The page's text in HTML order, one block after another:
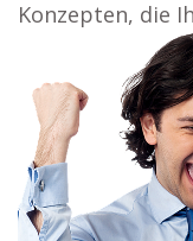
Konzepten, die